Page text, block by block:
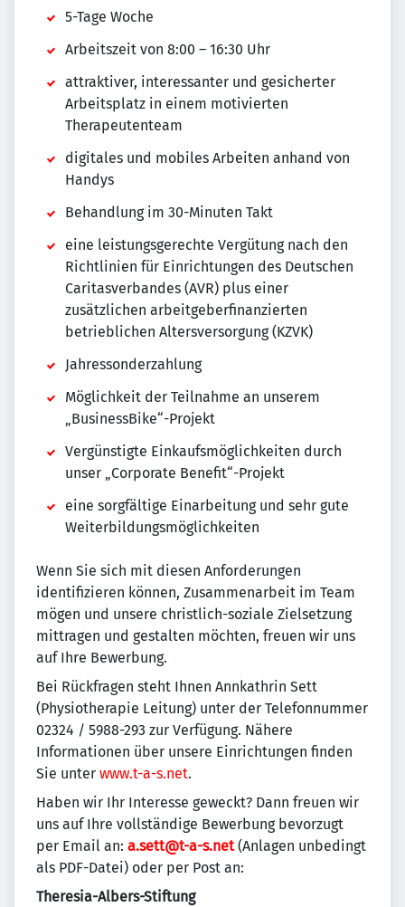
5-Tage Woche
Arbeitszeit von 8:00 – 16:30 Uhr
attraktiver, interessanter und gesicherter
Arbeitsplatz in einem motivierten
Therapeutenteam
digitales und mobiles Arbeiten anhand von
Handys
Behandlung im 30-Minuten Takt
eine leistungsgerechte Vergütung nach den
Richtlinien für Einrichtungen des Deutschen
Caritasverbandes (AVR) plus einer
zusätzlichen arbeitgeberfinanzierten
betrieblichen Altersversorgung (KZVK)
Jahressonderzahlung
Möglichkeit der Teilnahme an unserem
„BusinessBike“-Projekt
Vergünstigte Einkaufsmöglichkeiten durch
unser „Corporate Benefit“-Projekt
eine sorgfältige Einarbeitung und sehr gute
Weiterbildungsmöglichkeiten
Wenn Sie sich mit diesen Anforderungen
identifizieren können, Zusammenarbeit im Team
mögen und unsere christlich-soziale Zielsetzung
mittragen und gestalten möchten, freuen wir uns
auf Ihre Bewerbung.
Bei Rückfragen steht Ihnen Annkathrin Sett
(Physiotherapie Leitung) unter der Telefonnummer
02324 / 5988-293 zur Verfügung. Nähere
Informationen über unsere Einrichtungen finden
Sie unter www.t-a-s.net.
Haben wir Ihr Interesse geweckt? Dann freuen wir
uns auf Ihre vollständige Bewerbung bevorzugt
per Email an: a.sett@t-a-s.net(Anlagen unbedingt
als PDF-Datei) oder per Post an:
Theresia-Albers-Stiftung